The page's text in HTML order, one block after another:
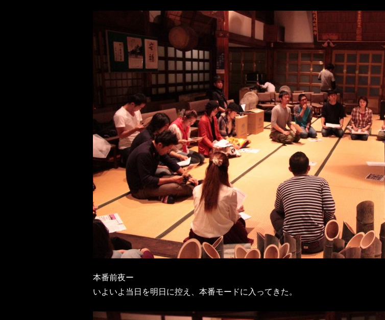
本番前夜ー
いよいよ当日を明日に控え、本番モードに入ってきた。